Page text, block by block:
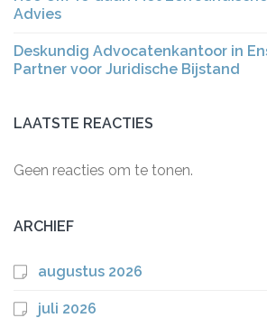
Advies
Deskundig Advocatenkantoor in
Partner voor Juridische Bijstand
LAATSTE REACTIES
Geen reacties om te tonen.
ARCHIEF
augustus 2026
juli 2026